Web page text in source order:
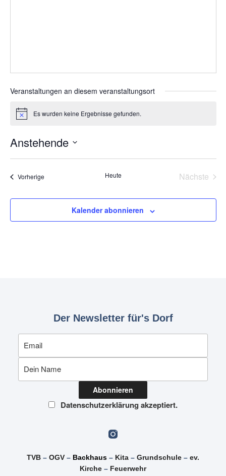
Veranstaltungen an diesem veranstaltungsort
HinweisEs wurden keine Ergebnisse gefunden.
Anstehende
Datum
VorherigeVeranstaltungen Heute
Nächste
Kalender abonnieren
Der Newsletter für's Dorf
Datenschutzerklärung akzeptiert.
TVB – OGV – Backhaus – Kita – Grundschule – ev.
Kirche – Feuerwehr